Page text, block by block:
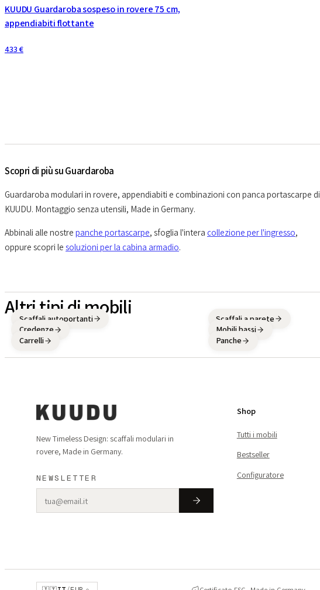
KUUDU Guardaroba sospeso in rovere 75 cm,
appendiabiti flottante
433 €
Scopri di più su Guardaroba
Guardaroba modulari in rovere, appendiabiti e combinazioni con panca portascarpe di
KUUDU. Montaggio senza utensili, Made in Germany.
Abbinali alle nostre panche portascarpe, sfoglia l'intera collezione per l'ingresso,
oppure scopri le soluzioni per la cabina armadio.
Altri tipi di mobili
Scaffali autoportanti Scaffali a parete
Credenze
Mobili bassi
Carrelli
Panche
New Timeless Design: scaffali modulari in
rovere, Made in Germany.
NEWSLETTER
Shop
Tutti i mobili
Bestseller
Configuratore